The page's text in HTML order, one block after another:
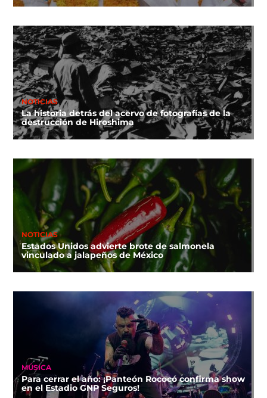
NOTICIAS
La historia detrás del acervo de fotografías de la
destrucción de Hiroshima
NOTICIAS
Estados Unidos advierte brote de salmonela
vinculado a jalapeños de México
MÚSICA
Para cerrar el año: ¡Panteón Rococó confirma show
en el Estadio GNP Seguros!